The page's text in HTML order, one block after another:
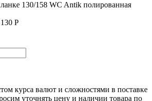
130/158 WC Antik полированная
Р
курса валют и сложностями в поставке
уточнять цену и наличии товара по